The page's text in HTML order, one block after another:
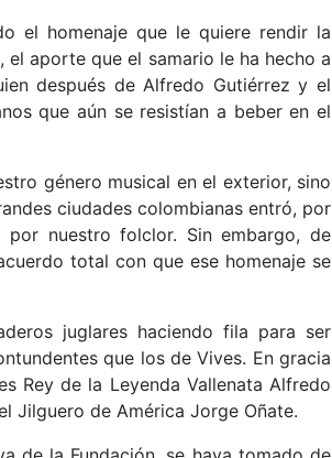
el homenaje que le quiere rendir la
aporte que el samario le ha hecho a
después de Alfredo Gutiérrez y el
que aún se resistían a beber en el
género musical en el exterior, sino
ciudades colombianas entró, por
nuestro folclor. Sin embargo, de
total con que ese homenaje se
juglares haciendo fila para ser
que los de Vives. En gracia
Rey de la Leyenda Vallenata Alfredo
Jilguero de América Jorge Oñate.